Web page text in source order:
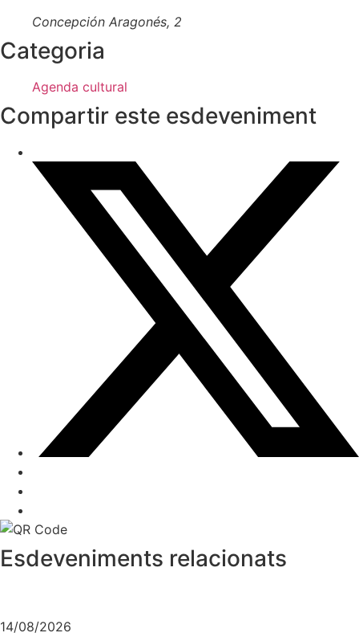
Concepción Aragonés, 2
Categoria
Agenda cultural
Compartir este esdeveniment
Esdeveniments relacionats
14/08/2026